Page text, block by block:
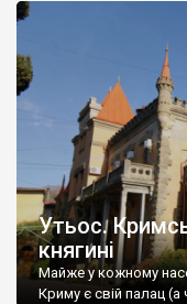
Утьос.
княгині
Майже у кожному
Криму є свій палац (а